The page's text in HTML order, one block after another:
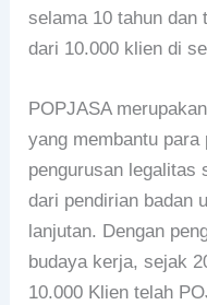
selama 10 tahun dan
dari 10.000 klien di
POPJASA
yang membantu para
pengurusan legalitas
dari pendirian badan
lanjutan. Dengan
budaya kerja, sejak
10.000 Klien telah